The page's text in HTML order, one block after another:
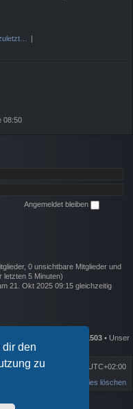
dir den
zu
08:50
Angemeldet bleiben
0 unsichtbare Mitglieder und
letzten 5 Minuten)
21. Okt 2025 09:15 gleichzeitig
1503 • Unser
Alle Zeiten sind
UTC+02:00
Alle Cookies löschen
© phpBB Limited